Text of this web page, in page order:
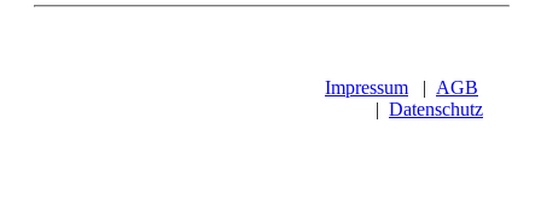
Impressum | AGB
| Datenschutz